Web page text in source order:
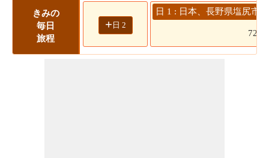
きみの
毎日
旅程
+ 日 2
日 1 : 日本、長野県塩尻市
72